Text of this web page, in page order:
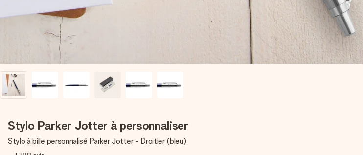
Stylo Parker Jotter à personnaliser
Stylo à bille personnalisé Parker Jotter - Droitier (bleu)